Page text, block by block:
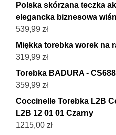
Polska skórzana teczka
elegancka biznesowa
539,99 zł
Miękka torebka worek na
319,99 zł
Torebka BADURA -
359,99 zł
Coccinelle Torebka L2B
L2B 12 01 01 Czarny
1215,00 zł